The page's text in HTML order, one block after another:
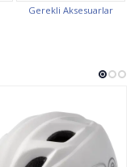
Gerekli Aksesuarlar